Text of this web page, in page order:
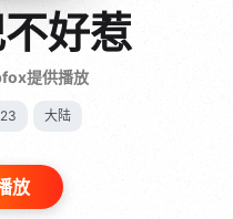
好惹
提供播放
大陆
放